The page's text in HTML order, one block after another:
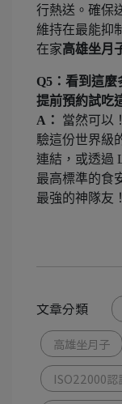
行熱送。確保
維持在最能抑
在家高雄坐月
Q5：看到這
提前預約試吃
A：
當然可以
驗這份世界級
連結，或透過
最高標準的食
最強的神隊友！
文章分類
高雄坐月子
ISO22000認